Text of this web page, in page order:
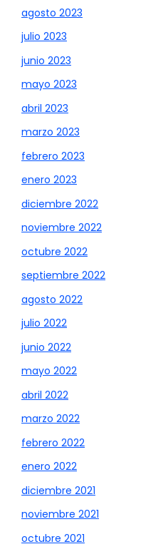
agosto 2023
julio 2023
junio 2023
mayo 2023
abril 2023
marzo 2023
febrero 2023
enero 2023
diciembre 2022
noviembre 2022
octubre 2022
septiembre 2022
agosto 2022
julio 2022
junio 2022
mayo 2022
abril 2022
marzo 2022
febrero 2022
enero 2022
diciembre 2021
noviembre 2021
octubre 2021